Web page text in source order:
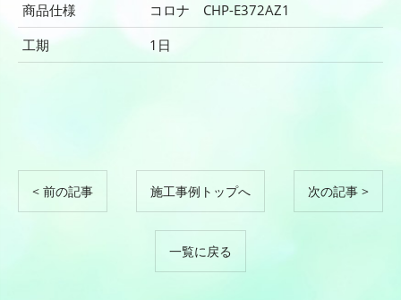
商品仕様
コロナ CHP-E372AZ1
工期
1日
< 前の記事 施工事例トップへ 次の記事 >
一覧に戻る